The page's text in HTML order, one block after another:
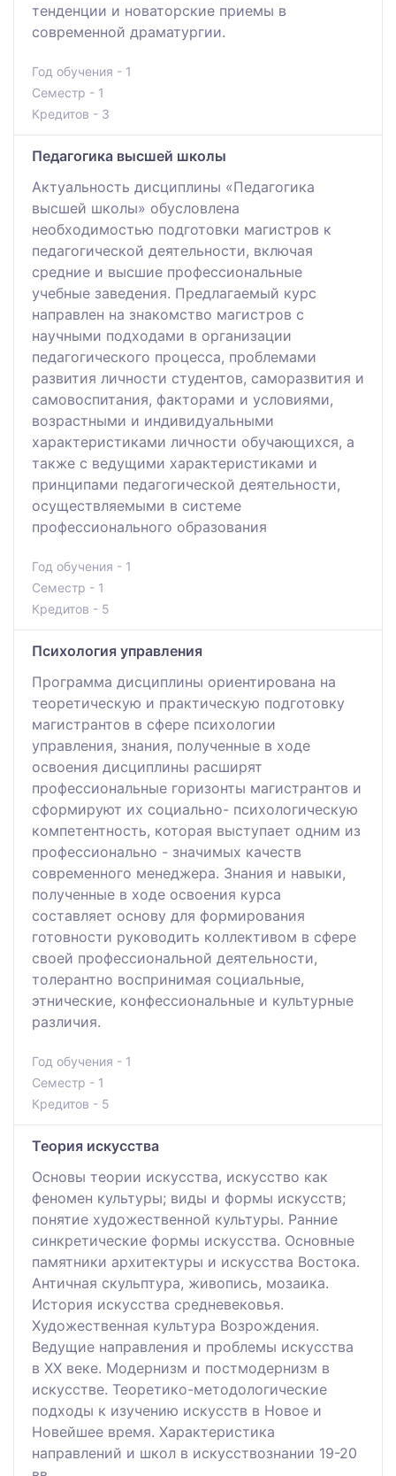
тенденции и новаторские приемы в
современной драматургии.
Год обучения - 1
Семестр - 1
Кредитов - 3
Педагогика высшей школы
Актуальность дисциплины «Педагогика
высшей школы» обусловлена
необходимостью подготовки магистров к
педагогической деятельности, включая
средние и высшие профессиональные
учебные заведения. Предлагаемый курс
направлен на знакомство магистров с
научными подходами в организации
педагогического процесса, проблемами
развития личности студентов, саморазвития и
самовоспитания, факторами и условиями,
возрастными и индивидуальными
характеристиками личности обучающихся, а
также с ведущими характеристиками и
принципами педагогической деятельности,
осуществляемыми в системе
профессионального образования
Год обучения - 1
Семестр - 1
Кредитов - 5
Психология управления
Программа дисциплины ориентирована на
теоретическую и практическую подготовку
магистрантов в сфере психологии
управления, знания, полученные в ходе
освоения дисциплины расширят
профессиональные горизонты магистрантов и
сформируют их социально- психологическую
компетентность, которая выступает одним из
профессионально - значимых качеств
современного менеджера. Знания и навыки,
полученные в ходе освоения курса
составляет основу для формирования
готовности руководить коллективом в сфере
своей профессиональной деятельности,
толерантно воспринимая социальные,
этнические, конфессиональные и культурные
различия.
Год обучения - 1
Семестр - 1
Кредитов - 5
Теория искусства
Основы теории искусства, искусство как
феномен культуры; виды и формы искусств;
понятие художественной культуры. Ранние
синкретические формы искусства. Основные
памятники архитектуры и искусства Востока.
Античная скульптура, живопись, мозаика.
История искусства средневековья.
Художественная культура Возрождения.
Ведущие направления и проблемы искусства
в ХХ веке. Модернизм и постмодернизм в
искусстве. Теоретико-методологические
подходы к изучению искусств в Новое и
Новейшее время. Характеристика
направлений и школ в искусствознании 19-20